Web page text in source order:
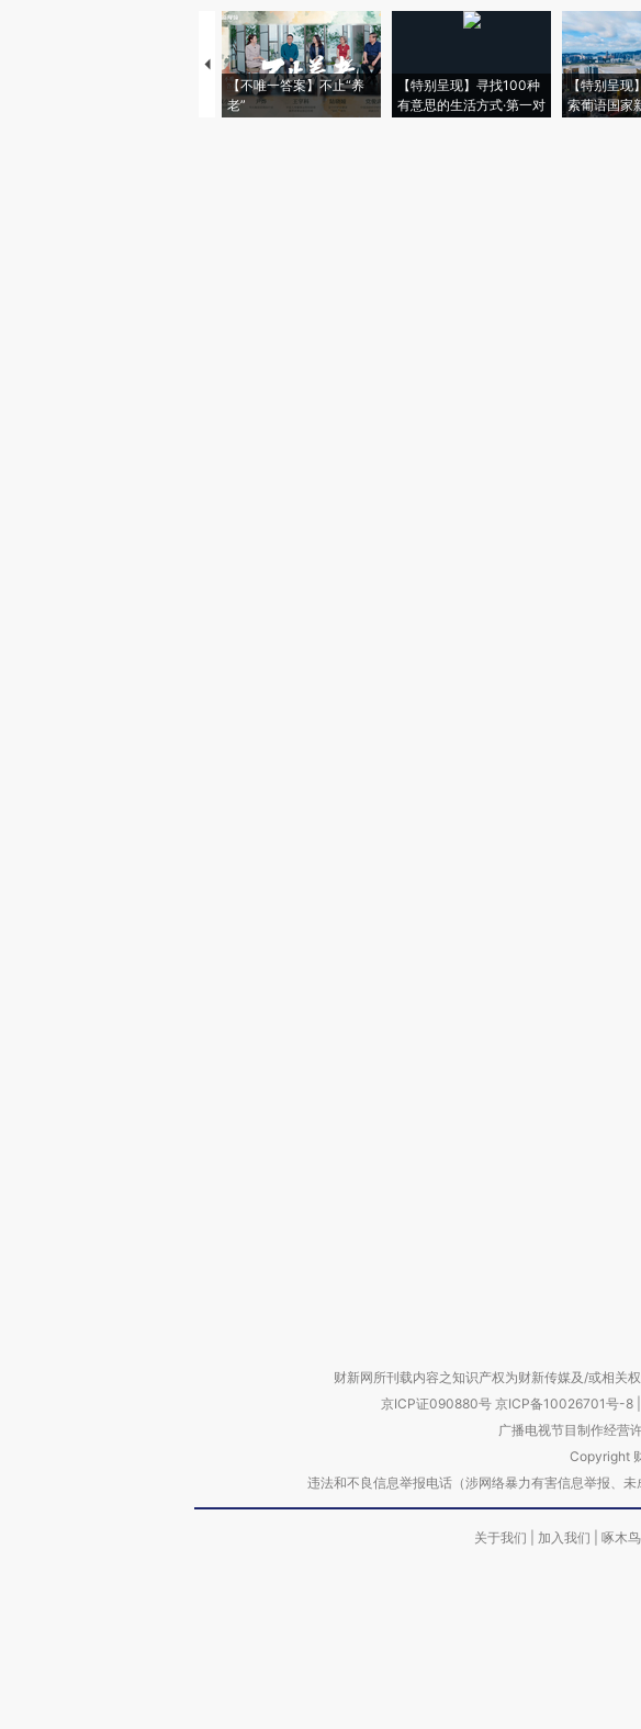
【不唯一答案】不止“养
老”
【特别呈现】寻找100种
有意思的生活方式·第一对
【特别呈现
索葡语国家
财新网所刊载内容之知识产权为财新传媒及/或相关
京ICP证090880号 京ICP备10026701号-8
广播电视节目制作经营
Copyright
违法和不良信息举报电话（涉网络暴力有害信息举报
关于我们 加入我们 啄木